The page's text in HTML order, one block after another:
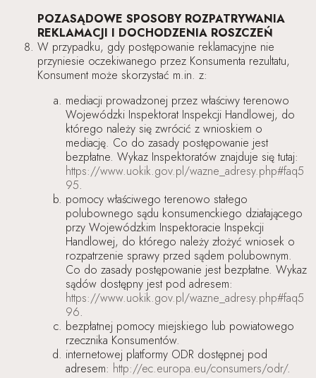
POZASĄDOWE SPOSOBY ROZPATRYWANIA
REKLAMACJI I DOCHODZENIA ROSZCZEŃ
W przypadku, gdy postępowanie reklamacyjne nie
przyniesie oczekiwanego przez Konsumenta rezultatu,
Konsument może skorzystać m.in. z:
mediacji prowadzonej przez właściwy terenowo
Wojewódzki Inspektorat Inspekcji Handlowej, do
którego należy się zwrócić z wnioskiem o
mediację. Co do zasady postępowanie jest
bezpłatne. Wykaz Inspektoratów znajduje się tutaj:
https://www.uokik.gov.pl/wazne_adresy.php#faq5
95.
pomocy właściwego terenowo stałego
polubownego sądu konsumenckiego działającego
przy Wojewódzkim Inspektoracie Inspekcji
Handlowej, do którego należy złożyć wniosek o
rozpatrzenie sprawy przed sądem polubownym.
Co do zasady postępowanie jest bezpłatne. Wykaz
sądów dostępny jest pod adresem:
https://www.uokik.gov.pl/wazne_adresy.php#faq5
96.
bezpłatnej pomocy miejskiego lub powiatowego
rzecznika Konsumentów.
internetowej platformy ODR dostępnej pod
adresem: http://ec.europa.eu/consumers/odr/.